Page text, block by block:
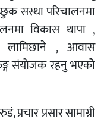
सस्था परिचालनमा
विकास थापा ,
लामिछाने , आवास
संयोजक रहनु भएकोे
प्रसार सामाग्री